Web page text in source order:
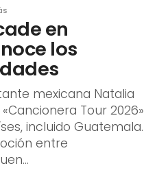
en
los
mexicana Natalia
Tour 2026»
incluido Guatemala.
entre